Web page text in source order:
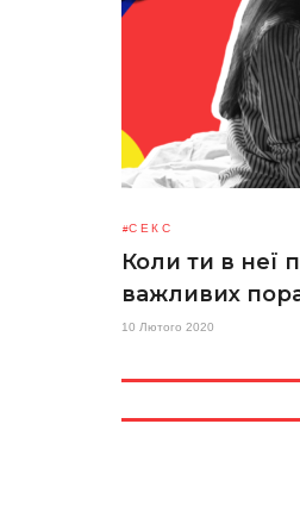
СЕКС
Коли ти в неї
важливих
10 Лютого 2020